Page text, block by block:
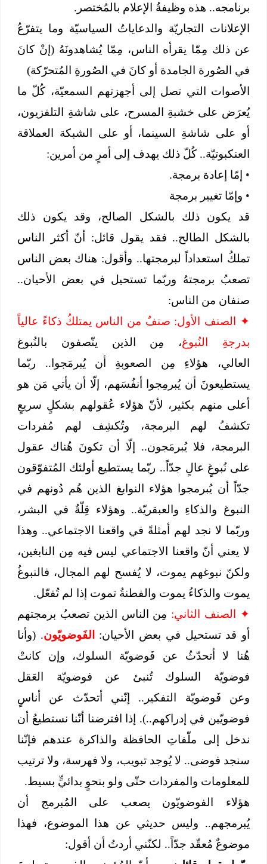
برنامجه.. هذه وظيفةُ الإعلام بالمُختصر.
الإعلانات التجاريّة والدعاياتُ السياسيّة وما يتفرّعُ
عن ذلك مِمّا يقرأه الناس، مِمّا يُشاهدونَهُ (إنْ كانَ
في الصُورة الجامدة أو كانَ في الصُورةِ المُتحرّكة)
الأصوات التي تصل إلى أجهزتهم السمعيّة، كُلّ ما
يُعرَض على خشبةِ المسرح، على شاشةِ التلفزيون،
أو على شاشةِ السينما، أو على الشبكة العملاقة
العنكبوتيّة.. كُلّ ذلك يهدف إلى أمرٍ من أمرين:
•إمّا إعادة برمجة.
•وإمّا تغيير برمجة
قد يكون ذلك بالشكل الصالح، وقد يكون ذلك
بالشكل الطالح.. فقد يقول قائل: أنّ أكثر الناس
تملكُ استعداداً لبرمجتها.. وأقول: هناك بعض الناس
تصعبُ برمجتهُ وربّما تستحيل في بعض الأحيان..
صنفان من الناس:
✦الصنف الأول: صنفٌ من الناس يمتلكُ ذكاءً عالياً
بدرجةِ النُبوغ، مِن الذين يتّصفون بالنُبوغ
العالي، هؤلاءِ مِن الصعوبةِ أن يُبرمَجوا.. ربّما
يستطيعونَ أن يُبرمِجوا أنفُسَهم، إلّا أن يأتي مَن هو
أعلى منهم بكثير، لأنّ هؤلاء عُقولهم بشكلٍ سريعٍ
تكشفُ لهم البرمجة، وتُكشِف لهم مُفردات
البرمجة، فلا يُبرمَجون.. إلّا أن تكونَ هُناك عقول
على نُبوغٍ عالٍ جدّاً.. ربّما يستطيع أولئك المُتفوّقون
جدّاً أن يُبرمجوا هؤلاء النوابغ الذين هُم دُونهم في
النبوغ والذكاءِ والعبقريّة.. وهؤلاء قِلّةٌ في البشر،
وربّما لا نجد لهم أمثلةً في واقعنا الاجتماعي.. وهذا
لا يعني أنّ واقعنا الاجتماعي ليس فيه مِن النابغين،
ولكنّ نبوغهم يموت، لا يُفسح لهم المجال، فالنبوغُ
يموت والذكاءُ يموت والفطنةُ تموت إذا لم تُفعّل.
✦الصنف الثاني: مِن الناس الذين تصعبُ برمجتهم
أو قد تستحيل في بعض الأحيان: الفَوضويّون. (وأنا
هُنا لا أتحدّثُ عن فَوضويّة السلوك، وإن كانتْ
فوضويّة السلوك تُنبئ عن فوضويّة العَقل
وعن فَوضويّة التفكير.. إنّني أتحدّث عن أناسٍ
فوضويّين في إدراكهم..). إذا افترضنا أنّنا نستطيعُ أن
ندخل إلى ملّفاتِ الحافظة والذاكرة عندهم فإنّنا
سنجد فوضى.. لا يُوجد تبويب، ولا فهرسة، ولا ترتيب
للمعلومات والمفردات حتّى ولو بنحوٍ بدائيٍّ بسيط.
هؤلاء الفوضويّون يصعب على المُبرمج أن
يُبرمجهم.. وليس حديثي عن هذا الموضوع، فهذا
موضوعٌ مُعقّد جدّاً.. لكنّني أردتُ أن أقول: